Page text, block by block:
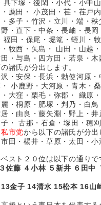
具下塚・後閑・小代・小中
薦田・ 小茂田・荏・荏戸
多子・竹沢・立川・端・
・直下・中条・長岫・長岡
福田・保尾・堀篭・蛭川・
・牧西・矢島・ 山田・山越
・与島・四方田・若泉・木
諸氏が分出します。
・安保・長浜・勅使河原・
小鹿野・大河原・青木・
大窪・栗毛・弥郡・ 織原
・桐原・肥塚・判乃・白
・由良・藤矢淵・野上・
・ 古那・石倉・塚田・穂刈
私市党から以下の諸氏が分出
田・楊井・草原・太田・小
スト２０位は以下の通りで
佐藤 ４小林 ５新井 ６田中
金子 14清水 15松本 16山